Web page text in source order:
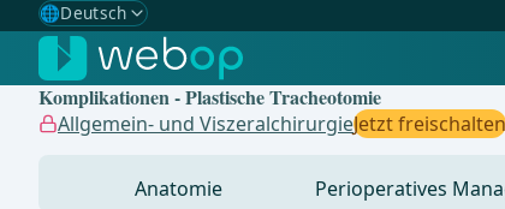
🌐Deutsch
Gewählte Sprache: Deutsch
🇩🇪 Deutsch ✓
🇬🇧English
Komplikationen - Plastische Tracheotomie
Allgemein- und ViszeralchirurgieJetzt freischalten
Anatomie Perioperatives